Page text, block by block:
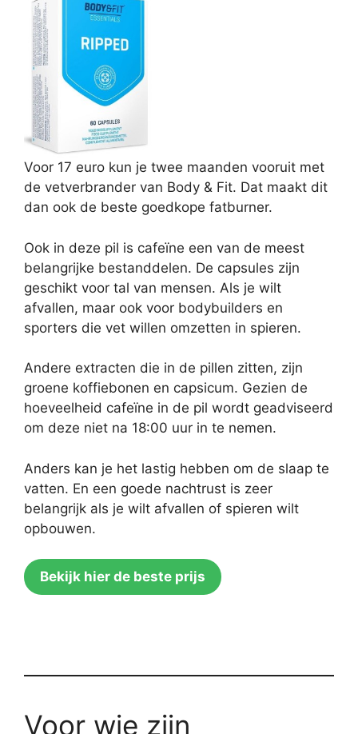
Voor 17 euro kun je twee maanden vooruit met
de vetverbrander van Body & Fit. Dat maakt dit
dan ook de beste goedkope fatburner.
Ook in deze pil is cafeïne een van de meest
belangrijke bestanddelen. De capsules zijn
geschikt voor tal van mensen. Als je wilt
afvallen, maar ook voor bodybuilders en
sporters die vet willen omzetten in spieren.
Andere extracten die in de pillen zitten, zijn
groene koffiebonen en capsicum. Gezien de
hoeveelheid cafeïne in de pil wordt geadviseerd
om deze niet na 18:00 uur in te nemen.
Anders kan je het lastig hebben om de slaap te
vatten. En een goede nachtrust is zeer
belangrijk als je wilt afvallen of spieren wilt
opbouwen.
Bekijk hier de beste prijs
Voor wie zijn